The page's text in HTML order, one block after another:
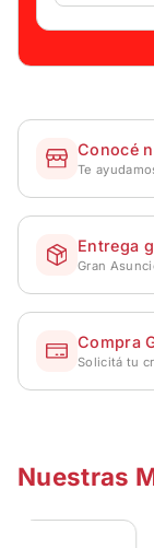
Conocé
Te
Entrega
Gran
Compra
Solicitá tu
Nuestras